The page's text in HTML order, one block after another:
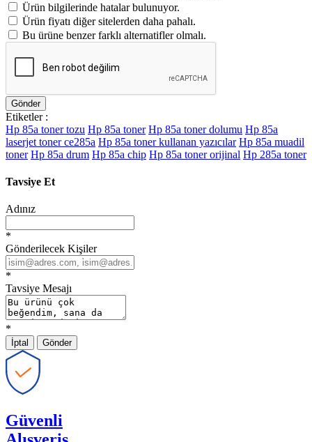
Ürün bilgilerinde hatalar bulunuyor.
Ürün fiyatı diğer sitelerden daha pahalı.
Bu ürüne benzer farklı alternatifler olmalı.
Gönder
Etiketler :
Hp 85a toner tozu Hp 85a toner Hp 85a toner dolumu Hp 85a
laserjet toner ce285a Hp 85a toner kullanan yazıcılar Hp 85a muadil
toner Hp 85a drum Hp 85a chip Hp 85a toner orijinal Hp 285a toner
Tavsiye Et
Adınız
*
Gönderilecek Kişiler
*
Tavsiye Mesajı
*
İptal Gönder
Güvenli